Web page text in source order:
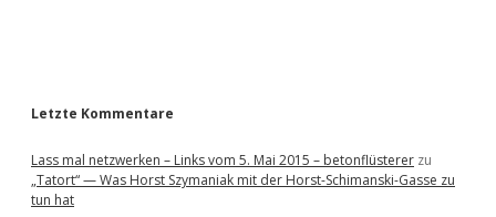
Letzte Kommentare
Lass mal netzwerken – Links vom 5. Mai 2015 – betonflüsterer zu
„Tatort“ — Was Horst Szymaniak mit der Horst-Schimanski-Gasse zu
tun hat